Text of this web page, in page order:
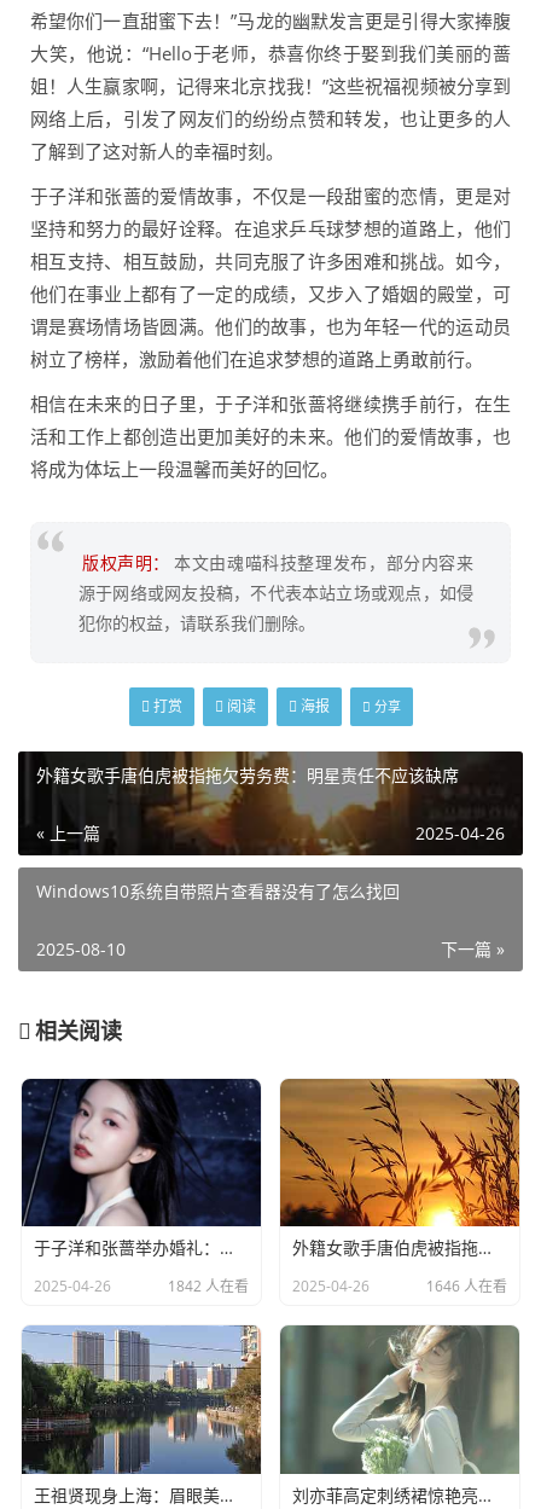
希望你们一直甜蜜下去！”马龙的幽默发言更是引得大家捧腹
大笑，他说：“Hello于老师，恭喜你终于娶到我们美丽的蔷
姐！人生赢家啊，记得来北京找我！”这些祝福视频被分享到
网络上后，引发了网友们的纷纷点赞和转发，也让更多的人
了解到了这对新人的幸福时刻。
于子洋和张蔷的爱情故事，不仅是一段甜蜜的恋情，更是对
坚持和努力的最好诠释。在追求乒乓球梦想的道路上，他们
相互支持、相互鼓励，共同克服了许多困难和挑战。如今，
他们在事业上都有了一定的成绩，又步入了婚姻的殿堂，可
谓是赛场情场皆圆满。他们的故事，也为年轻一代的运动员
树立了榜样，激励着他们在追求梦想的道路上勇敢前行。
相信在未来的日子里，于子洋和张蔷将继续携手前行，在生
活和工作上都创造出更加美好的未来。他们的爱情故事，也
将成为体坛上一段温馨而美好的回忆。
版权声明：
本文由魂喵科技整理发布，部分内容来
源于网络或网友投稿，不代表本站立场或观点，如侵
犯你的权益，请联系我们删除。
打赏 阅读 海报 分享
外籍女歌手唐伯虎被指拖欠劳务费：明星责任不应该缺席​
« 上一篇 2025-04-26
Windows10系统自带照片查看器没有了怎么找回
下一篇 »
2025-08-10
相关阅读
于子洋和张蔷举办婚礼：一对赛场情场双丰收的人生赢家​
2025-04-26 1842 人在看
外籍女歌手唐伯虎被指拖欠劳务费：明星责任不应该缺席​
2025-04-26 1646 人在看
王祖贤现身上海：眉眼美丽气质优雅，时光难掩女神风采 ​刘亦菲高定刺绣裙惊艳亮相：皮肤白到发光诠释东方美学​